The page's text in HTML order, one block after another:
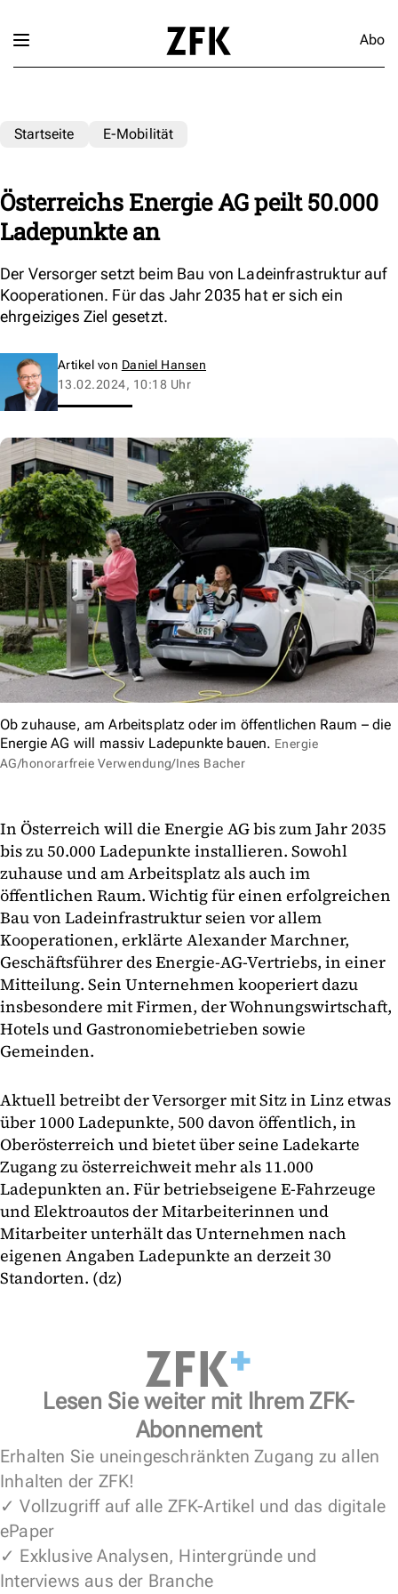
Abo
Startseite E-Mobilität
Österreichs Energie AG peilt 50.000
Ladepunkte an
Der Versorger setzt beim Bau von Ladeinfrastruktur auf
Kooperationen. Für das Jahr 2035 hat er sich ein
ehrgeiziges Ziel gesetzt.
Artikel von Daniel Hansen
13.02.2024, 10:18 Uhr
Ob zuhause, am Arbeitsplatz oder im öffentlichen Raum – die
Energie AG will massiv Ladepunkte bauen. Energie
AG/honorarfreie Verwendung/Ines Bacher
In Österreich will die Energie AG bis zum Jahr 2035
bis zu 50.000 Ladepunkte installieren. Sowohl
zuhause und am Arbeitsplatz als auch im
öffentlichen Raum. Wichtig für einen erfolgreichen
Bau von Ladeinfrastruktur seien vor allem
Kooperationen, erklärte Alexander Marchner,
Geschäftsführer des Energie-AG-Vertriebs, in einer
Mitteilung. Sein Unternehmen kooperiert dazu
insbesondere mit Firmen, der Wohnungswirtschaft,
Hotels und Gastronomiebetrieben sowie
Gemeinden.
Aktuell betreibt der Versorger mit Sitz in Linz etwas
über 1000 Ladepunkte, 500 davon öffentlich, in
Oberösterreich und bietet über seine Ladekarte
Zugang zu österreichweit mehr als 11.000
Ladepunkten an. Für betriebseigene E-Fahrzeuge
und Elektroautos der Mitarbeiterinnen und
Mitarbeiter unterhält das Unternehmen nach
eigenen Angaben Ladepunkte an derzeit 30
Standorten. (dz)
Lesen Sie weiter mit Ihrem ZFK-
Abonnement
Erhalten Sie uneingeschränkten Zugang zu allen
Inhalten der ZFK!
✓ Vollzugriff auf alle ZFK-Artikel und das digitale
ePaper
✓ Exklusive Analysen, Hintergründe und
Interviews aus der Branche